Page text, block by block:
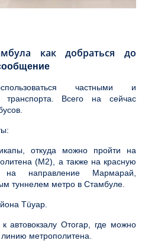
как добраться до
частными и
транспорта. Всего на сейчас
откуда можно пройти на
(М2), а также на красную
направление Мармарай,
туннелем метро в Стамбуле.
Tüyap.
автовокзалу Отогар, где можно
метрополитена.